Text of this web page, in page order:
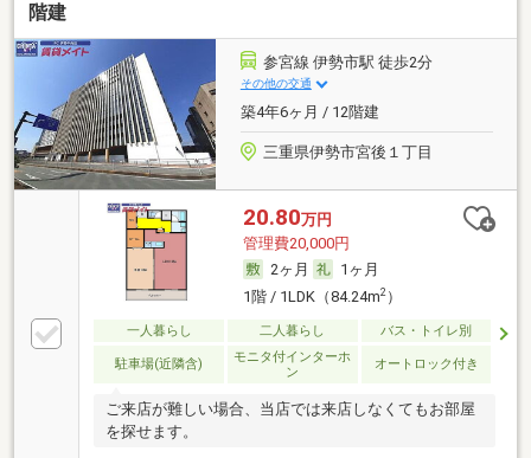
階建
参宮線 伊勢市駅 徒歩2分
その他の交通
築4年6ヶ月 / 12階建
三重県伊勢市宮後１丁目
20.80万円
管理費20,000円
2ヶ月
1ヶ月
1階 / 1LDK（84.24m2）
一人暮らし 二人暮らし バス・トイレ別
駐車場(近隣含)
モニタ付インターホ
ン
オートロック付き
ご来店が難しい場合、当店では来店しなくてもお部屋
を探せます。